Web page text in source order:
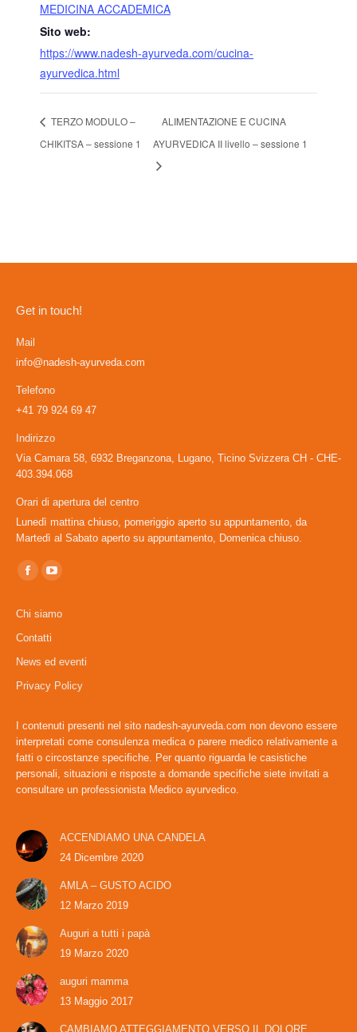
MEDICINA ACCADEMICA
Sito web:
https://www.nadesh-ayurveda.com/cucina-
ayurvedica.html
TERZO MODULO –
CHIKITSA – sessione 1
ALIMENTAZIONE E CUCINA
AYURVEDICA II livello – sessione 1
Get in touch!
Mail
info@nadesh-ayurveda.com
Telefono
+41 79 924 69 47
Indirizzo
Via Camara 58, 6932 Breganzona, Lugano, Ticino Svizzera CH - CHE-
403.394.068
Orari di apertura del centro
Lunedì mattina chiuso, pomeriggio aperto su appuntamento, da
Martedì al Sabato aperto su appuntamento, Domenica chiuso.
Ci puoi trovare su:
Facebook
opens
in
new
window
YouTube
opens
in
new
window
Chi siamo
Contatti
News ed eventi
Privacy Policy
I contenuti presenti nel sito nadesh-ayurveda.com non devono essere
interpretati come consulenza medica o parere medico relativamente a
fatti o circostanze specifiche. Per quanto riguarda le casistiche
personali, situazioni e risposte a domande specifiche siete invitati a
consultare un professionista Medico ayurvedico.
ACCENDIAMO UNA CANDELA
24 Dicembre 2020
AMLA – GUSTO ACIDO
12 Marzo 2019
Auguri a tutti i papà
19 Marzo 2020
auguri mamma
13 Maggio 2017
CAMBIAMO ATTEGGIAMENTO VERSO IL DOLORE